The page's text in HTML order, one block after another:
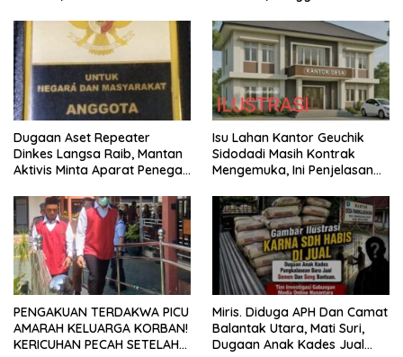
Dugaan Aset Repeater
Dinkes Langsa Raib, Mantan
Aktivis Minta Aparat Penegak
Isu Lahan Kantor Geuchik
Sidodadi Masih Kontrak
Mengemuka, Ini Penjelasan
PENGAKUAN TERDAKWA PICU
AMARAH KELUARGA KORBAN!
KERICUHAN PECAH SETELAH
Miris. Diduga APH Dan Camat
Balantak Utara, Mati Suri,
Dugaan Anak Kades Jual